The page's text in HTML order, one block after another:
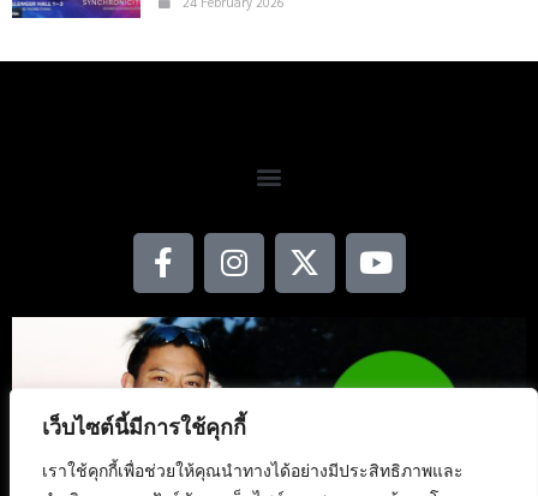
เว็บไซต์นี้มีการใช้คุกกี้
เราใช้คุกกี้เพื่อช่วยให้คุณนำทางได้อย่างมีประสิทธิภาพและ